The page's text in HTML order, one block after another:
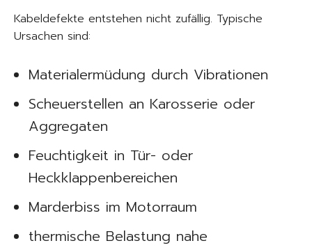
Kabeldefekte entstehen nicht zufällig. Typische
Ursachen sind:
Materialermüdung durch Vibrationen
Scheuerstellen an Karosserie oder
Aggregaten
Feuchtigkeit in Tür- oder
Heckklappenbereichen
Marderbiss im Motorraum
thermische Belastung nahe